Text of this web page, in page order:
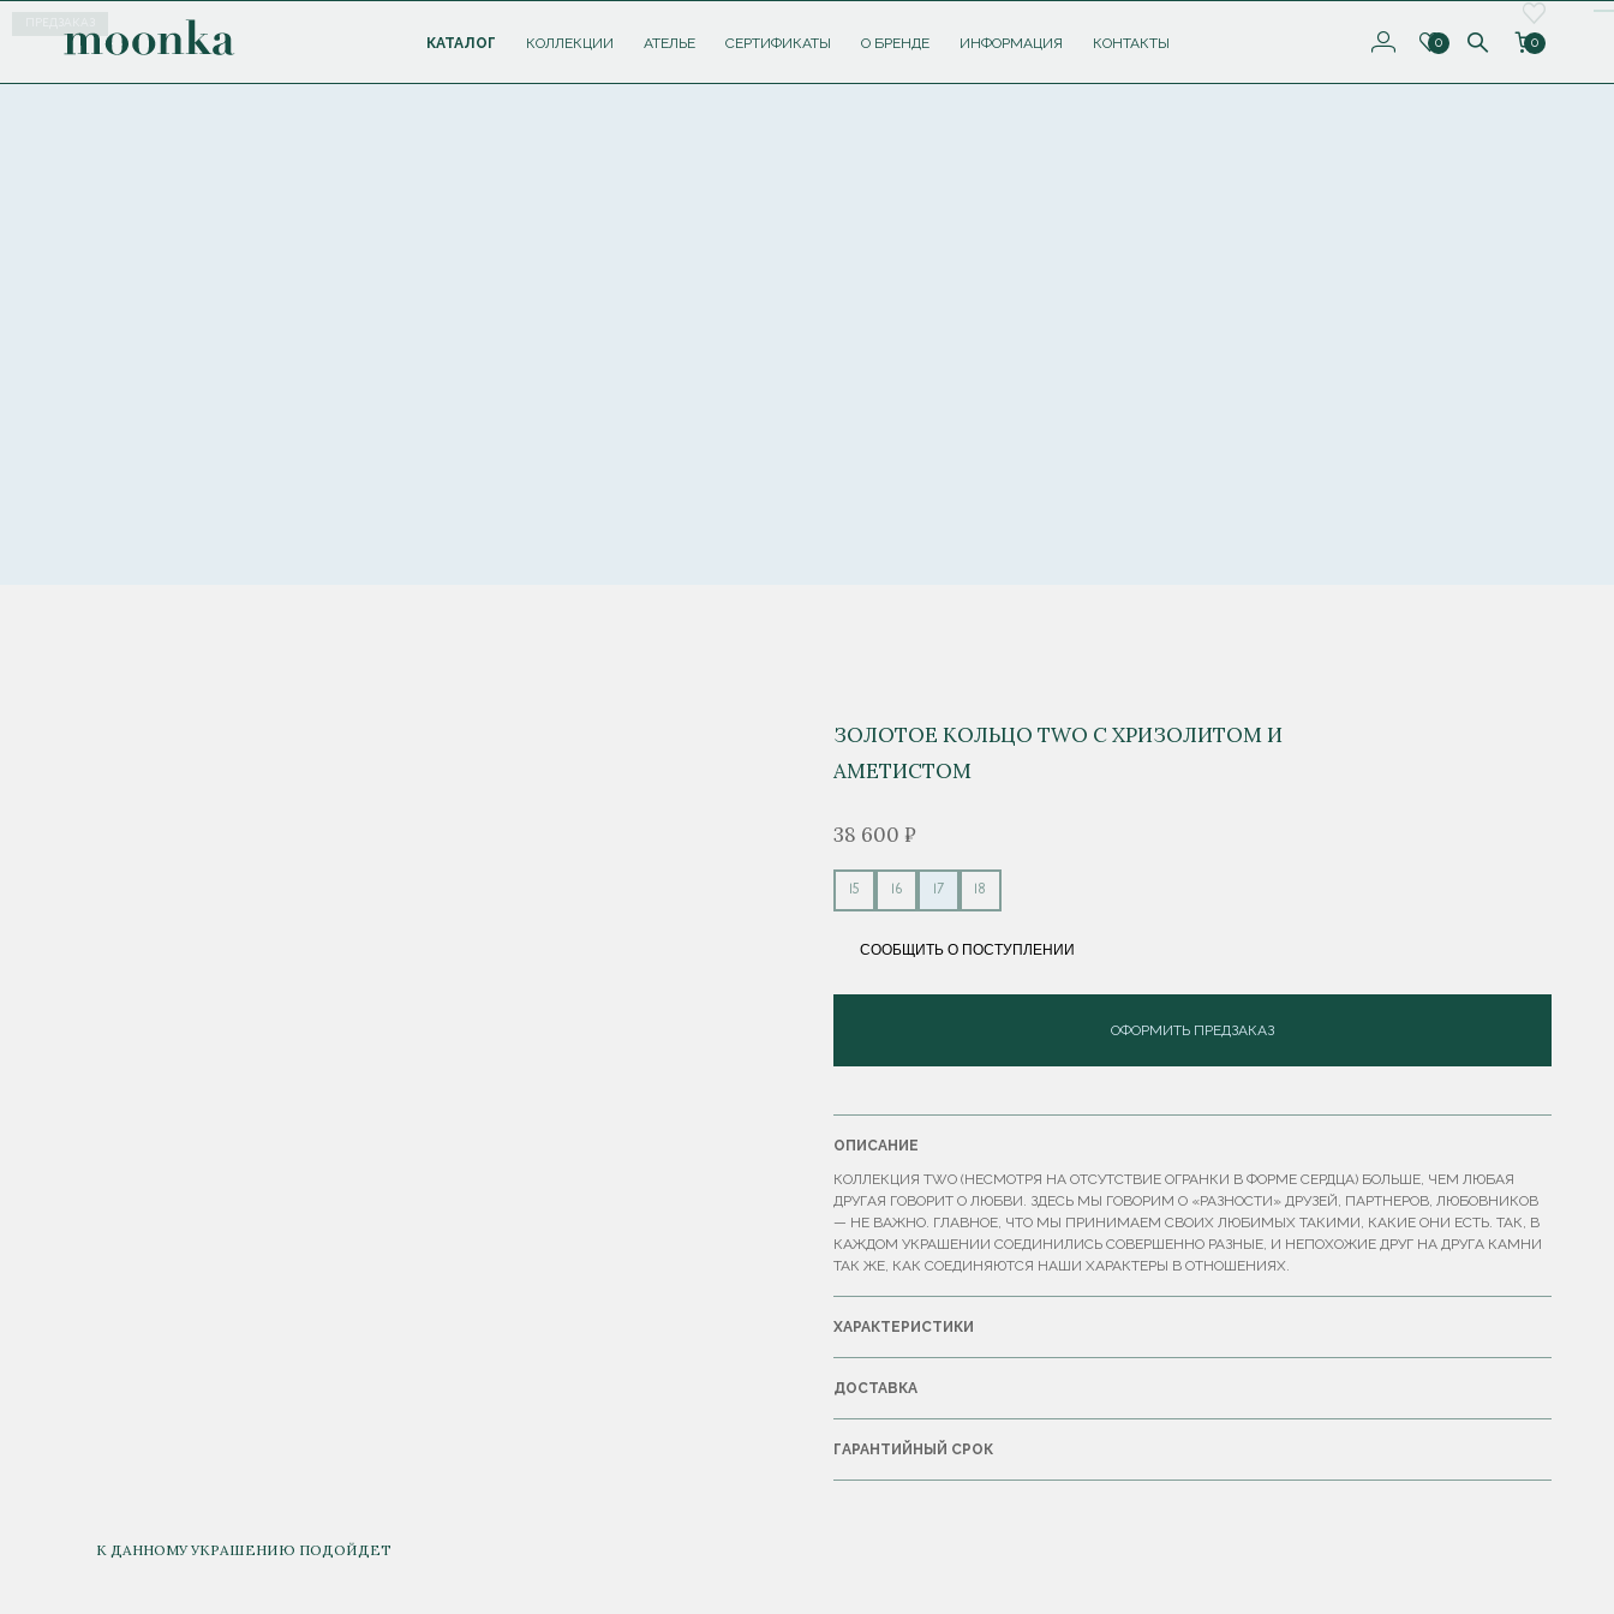
КАТАЛОГ КОЛЛЕКЦИИ АТЕЛЬЕ СЕРТИФИКАТЫ О БРЕНДЕ ИНФОРМАЦИЯ КОНТАКТЫ 0 0
ЗОЛОТОЕ КОЛЬЦО TWO С ХРИЗОЛИТОМ И
АМЕТИСТОМ
38 600 ₽
15 16 17 18
СООБЩИТЬ О ПОСТУПЛЕНИИ
ОФОРМИТЬ ПРЕДЗАКАЗ
ОПИСАНИЕ
КОЛЛЕКЦИЯ TWO (НЕСМОТРЯ НА ОТСУТСТВИЕ ОГРАНКИ В ФОРМЕ СЕРДЦА) БОЛЬШЕ, ЧЕМ ЛЮБАЯ
ДРУГАЯ ГОВОРИТ О ЛЮБВИ. ЗДЕСЬ МЫ ГОВОРИМ О «РАЗНОСТИ» ДРУЗЕЙ, ПАРТНЕРОВ, ЛЮБОВНИКОВ
— НЕ ВАЖНО. ГЛАВНОЕ, ЧТО МЫ ПРИНИМАЕМ СВОИХ ЛЮБИМЫХ ТАКИМИ, КАКИЕ ОНИ ЕСТЬ. ТАК, В
КАЖДОМ УКРАШЕНИИ СОЕДИНИЛИСЬ СОВЕРШЕННО РАЗНЫЕ, И НЕПОХОЖИЕ ДРУГ НА ДРУГА КАМНИ
ТАК ЖЕ, КАК СОЕДИНЯЮТСЯ НАШИ ХАРАКТЕРЫ В ОТНОШЕНИЯХ.
ХАРАКТЕРИСТИКИ
ДОСТАВКА
ГАРАНТИЙНЫЙ СРОК
К ДАННОМУ УКРАШЕНИЮ ПОДОЙДЕТ